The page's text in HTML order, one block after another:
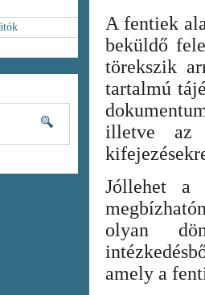
A fentiek
beküldő
törekszik
tartalmú
illetve az
Jóllehet a
olyan
amely a